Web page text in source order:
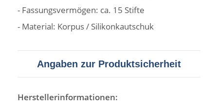
- Fassungsvermögen: ca. 15 Stifte
- Material: Korpus / Silikonkautschuk
Angaben zur Produktsicherheit
Herstellerinformationen: